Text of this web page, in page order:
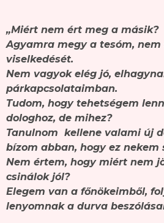
„Miért nem ért meg a másik?
Agyamra megy a tesóm,
viselkedését.
Nem vagyok elég jó,
párkapcsolataimban.
Tudom, hogy tehetségem
dologhoz, de mihez?
Tanulnom kellene valami új
bízom abban, hogy ez nekem
Nem értem, hogy miért nem
csinálok jól?
Elegem van a főnökeimből,
lenyomnak a durva